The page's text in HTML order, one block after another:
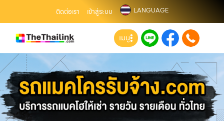
ติดต่อเรา เข้าสู่ระบบ LANGUAGE
เมนู